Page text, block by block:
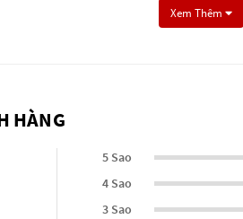
năng làm giảm cholesterol trong cơ thể.
lượng provitamin ergosterol rất cao.
Xem Thêm
HÀNG
5 Sao
4 Sao
3 Sao